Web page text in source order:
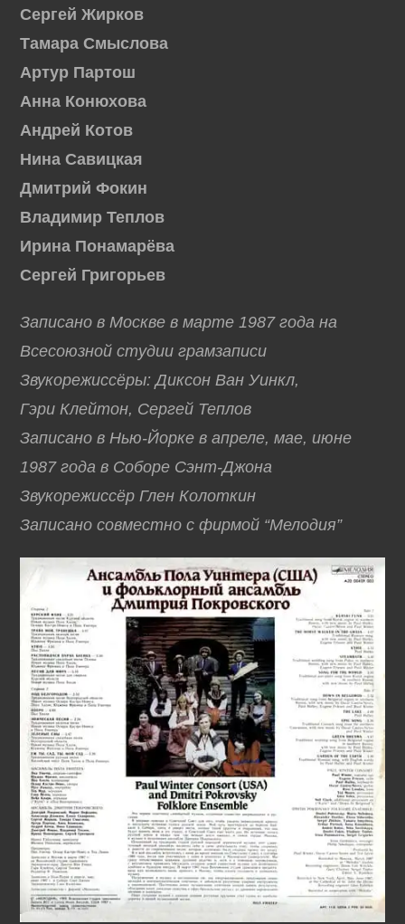
Сергей Жирков
Тамара Смыслова
Артур Партош
Анна Конюхова
Андрей Котов
Нина Савицкая
Дмитрий Фокин
Владимир Теплов
Ирина Понамарёва
Сергей Григорьев
Записано в Москве в марте 1987 года на
Всесоюзной студии грамзаписи
Звукорежиссёры: Диксон Ван Уинкл,
Гэри Клейтон, Сергей Теплов
Записано в Нью-Йорке в апреле, мае, июне
1987 года в Соборе Сэнт-Джона
Звукорежиссёр Глен Колоткин
Записано совместно с фирмой “Мелодия”